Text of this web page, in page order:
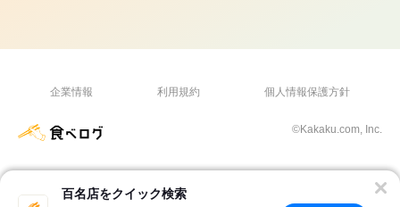
百名店をクイック検索
企業情報 利用規約 個人情報保護方針
©Kakaku.com, Inc.